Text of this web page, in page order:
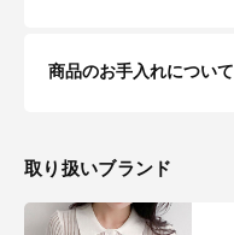
商品のお手入れについて
取り扱いブランド